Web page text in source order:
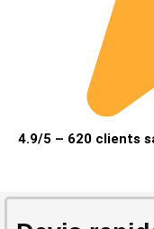
4.9/5 – 620 clients